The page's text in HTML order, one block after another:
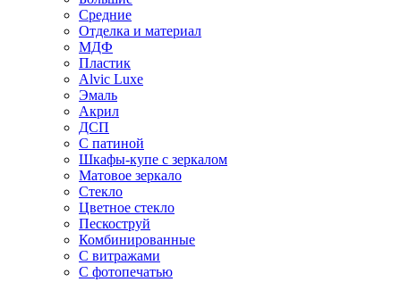
Средние
Отделка и материал
МДФ
Пластик
Alvic Luxe
Эмаль
Акрил
ДСП
С патиной
Шкафы-купе с зеркалом
Матовое зеркало
Стекло
Цветное стекло
Пескоструй
Комбинированные
С витражами
С фотопечатью